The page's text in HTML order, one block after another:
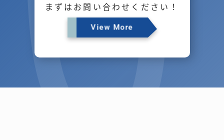
まずはお問い合わせください！
View More